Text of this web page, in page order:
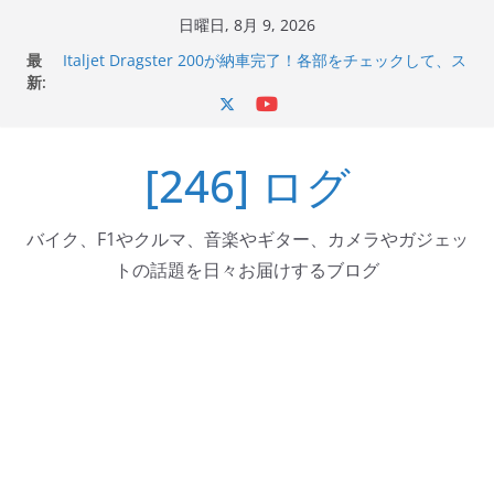
日曜日, 8月 9, 2026
最
新:
Italjet Dragster 200が納車完了！各部をチェックして、ス
器エフェクターが返礼品でもらえる！
Italjet Dragster 200のフロントISSサスの動きが判ったら
コーナリングが楽しくなった
[246] ログ
バイク、F1やクルマ、音楽やギター、カメラやガジェッ
トの話題を日々お届けするブログ